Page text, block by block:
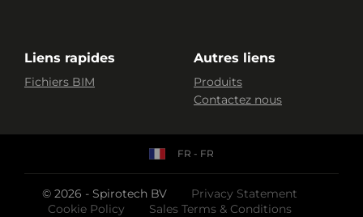
Liens rapides
Fichiers BIM
Autres liens
Produits
Contactez nous
© 2026 - Spirotech BV
Privacy Statement
Cookie Policy
Sales Terms & Conditions
FR - FR